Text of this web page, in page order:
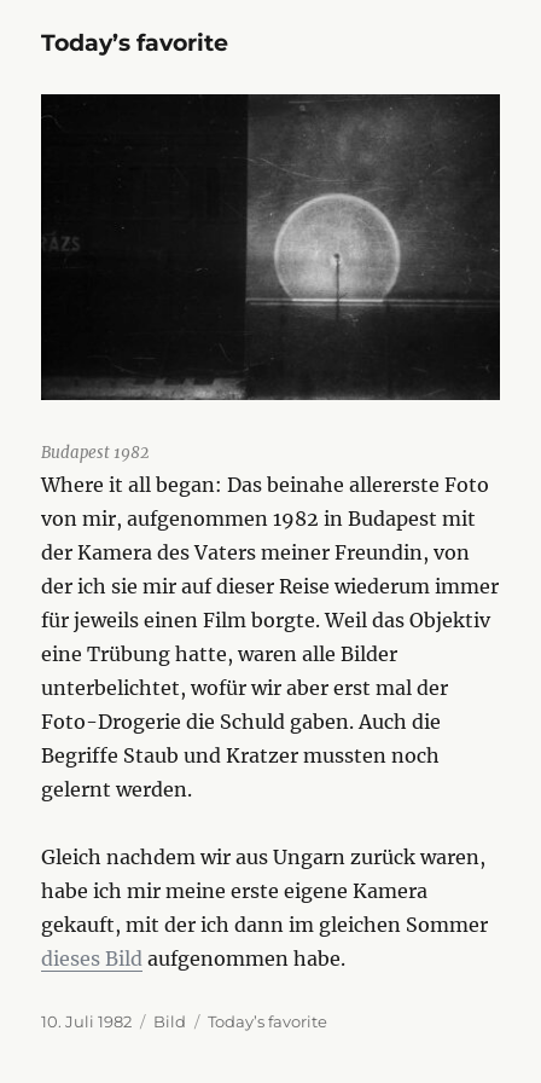
Today’s favorite
Budapest 1982
Where it all began: Das beinahe allererste Foto
von mir, aufgenommen 1982 in Budapest mit
der Kamera des Vaters meiner Freundin, von
der ich sie mir auf dieser Reise wiederum immer
für jeweils einen Film borgte. Weil das Objektiv
eine Trübung hatte, waren alle Bilder
unterbelichtet, wofür wir aber erst mal der
Foto-Drogerie die Schuld gaben. Auch die
Begriffe Staub und Kratzer mussten noch
gelernt werden.
Gleich nachdem wir aus Ungarn zurück waren,
habe ich mir meine erste eigene Kamera
gekauft, mit der ich dann im gleichen Sommer
dieses Bild aufgenommen habe.
Veröffentlicht
10. Juli 1982 Format
Bild Kategorien
Today’s favorite